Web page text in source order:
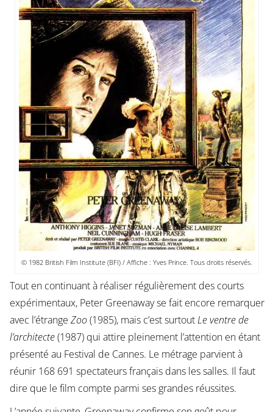
© 1982 British Film Institute (BFI) / Affiche : Yves Prince. Tous droits réservés.
Tout en continuant à réaliser régulièrement des courts
expérimentaux, Peter Greenaway se fait encore remarquer
avec l’étrange Zoo(1985), mais c’est surtoutLe ventre de
l’architecte(1987) qui attire pleinement l’attention en étant
présenté au Festival de Cannes. Le métrage parvient à
réunir 168 691 spectateurs français dans les salles. Il faut
dire que le film compte parmi ses grandes réussites.